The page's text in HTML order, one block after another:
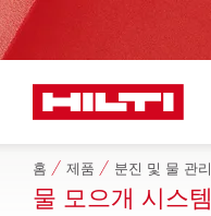
홈 제품 분진 및 물 관리
물 모으개 시스